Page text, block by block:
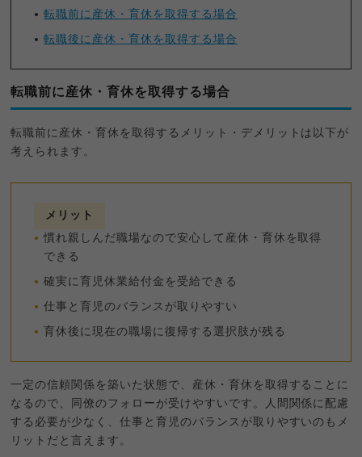
転職前に産休・育休を取得する場合
転職後に産休・育休を取得する場合
転職前に産休・育休を取得する場合
転職前に産休・育休を取得するメリット・デメリットは以下が
考えられます。
メリット
慣れ親しんだ職場なので安心して産休・育休を取得
できる
確実に育児休業給付金を受給できる
仕事と育児のバランスが取りやすい
育休後に現在の職場に復帰する選択肢が残る
一定の信頼関係を築いた状態で、産休・育休を取得することに
なるので、同僚のフォローが受けやすいです。人間関係に配慮
する必要が少なく、仕事と育児のバランスが取りやすいのもメ
リットだと言えます。